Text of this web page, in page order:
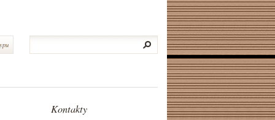
Kontakty